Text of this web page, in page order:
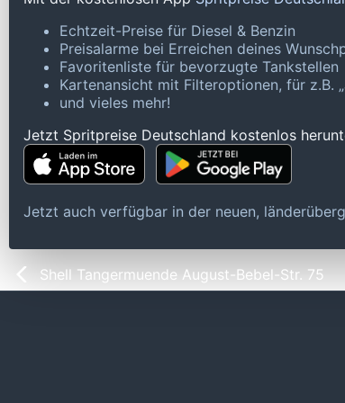
Echtzeit-Preise für Diesel & Benzin
Preisalarme bei Erreichen deines
Favoritenliste für bevorzugte Tankstellen
Kartenansicht mit Filteroptionen, für z.B.
und vieles mehr!
Jetzt Spritpreise Deutschland kostenlos
Jetzt auch verfügbar in der neuen,
Shell Tangermuende August-Bebel-Str. 75